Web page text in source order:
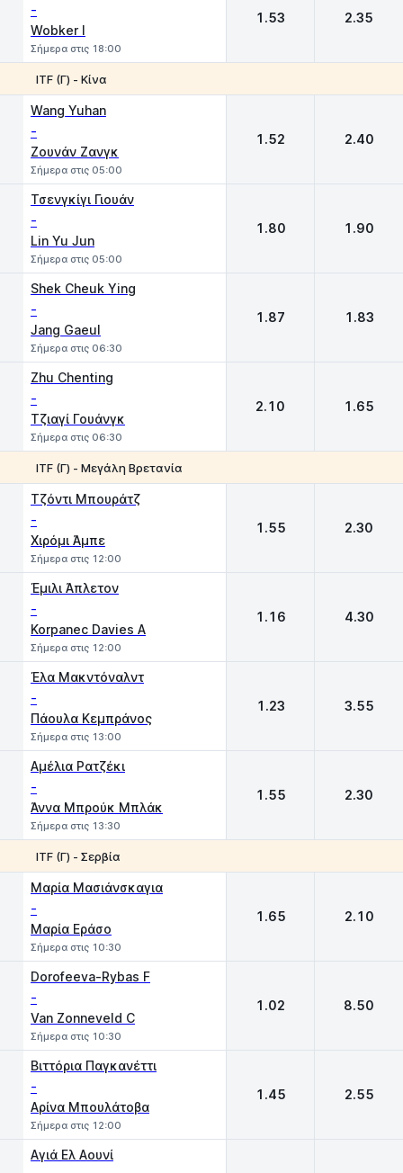
-
Wobker I
Σήμερα στις 18:00
1.53 2.35
ITF (Γ) - Κίνα
Wang Yuhan
-
Ζουνάν Ζανγκ
Σήμερα στις 05:00
1.52 2.40
Τσενγκίγι Γιουάν
-
Lin Yu Jun
Σήμερα στις 05:00
1.80 1.90
Shek Cheuk Ying
-
Jang Gaeul
Σήμερα στις 06:30
1.87 1.83
Zhu Chenting
-
Τζιαγί Γουάνγκ
Σήμερα στις 06:30
2.10 1.65
ITF (Γ) - Μεγάλη Βρετανία
Τζόντι Μπουράτζ
-
Χιρόμι Άμπε
Σήμερα στις 12:00
1.55 2.30
Έμιλι Άπλετον
-
Korpanec Davies A
Σήμερα στις 12:00
1.16 4.30
Έλα Μακντόναλντ
-
Πάουλα Κεμπράνος
Σήμερα στις 13:00
1.23 3.55
Αμέλια Ρατζέκι
-
Άννα Μπρούκ Μπλάκ
Σήμερα στις 13:30
1.55 2.30
ITF (Γ) - Σερβία
Μαρία Μασιάνσκαγια
-
Μαρία Εράσο
Σήμερα στις 10:30
1.65 2.10
Dorofeeva-Rybas F
-
Van Zonneveld C
Σήμερα στις 10:30
1.02 8.50
Βιττόρια Παγκανέττι
-
Αρίνα Μπουλάτοβα
Σήμερα στις 12:00
1.45 2.55
Αγιά Ελ Αουνί